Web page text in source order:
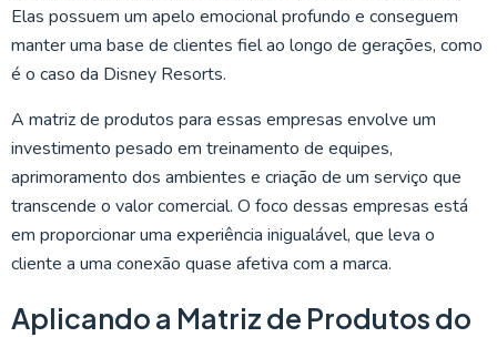
Elas possuem um apelo emocional profundo e conseguem
manter uma base de clientes fiel ao longo de gerações, como
é o caso da Disney Resorts.
A matriz de produtos para essas empresas envolve um
investimento pesado em treinamento de equipes,
aprimoramento dos ambientes e criação de um serviço que
transcende o valor comercial. O foco dessas empresas está
em proporcionar uma experiência inigualável, que leva o
cliente a uma conexão quase afetiva com a marca.
Aplicando a Matriz de Produtos do